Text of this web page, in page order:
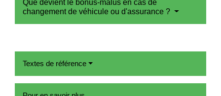
Que devient le bonus-malus en cas de
changement de véhicule ou d'assurance ?
Textes de référence